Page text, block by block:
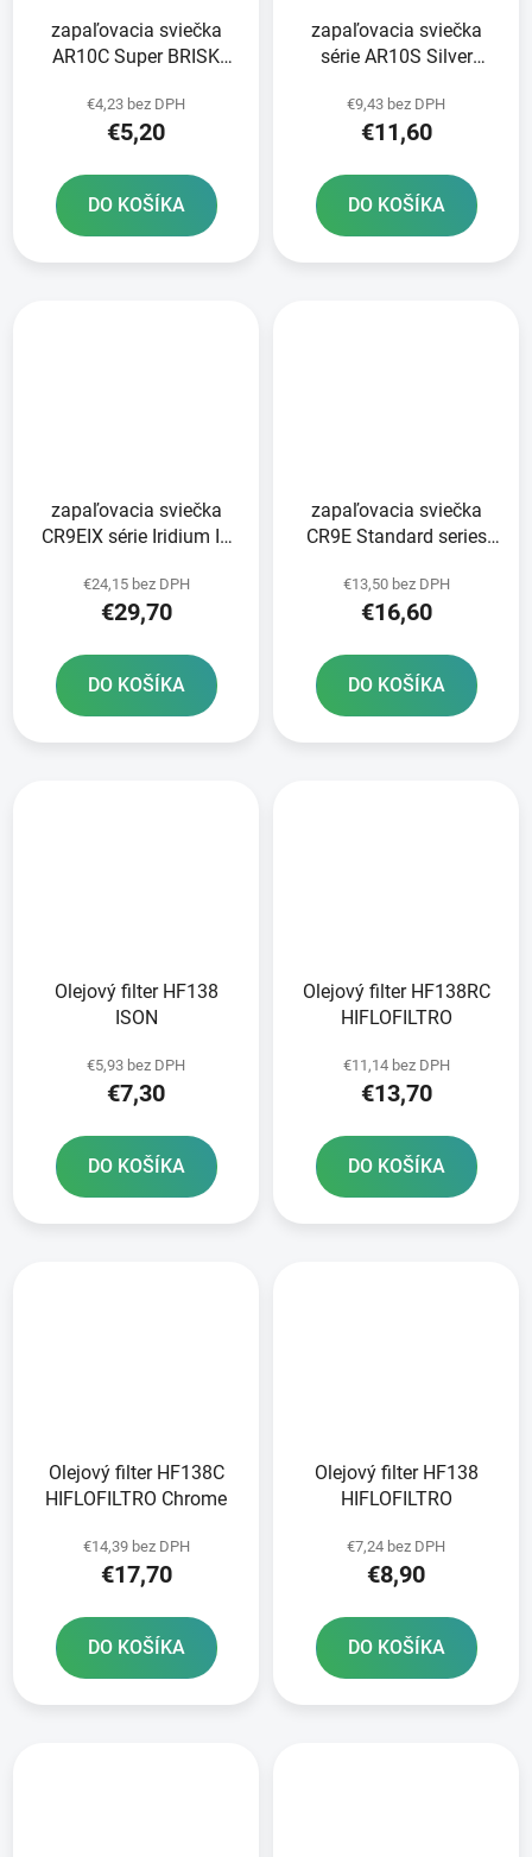
zapaľovacia sviečka
AR10C Super BRISK
€4,23 bez DPH
€5,20
DO KOŠÍKA
zapaľovacia sviečka
série AR10S Silver
republika
€9,43 bez DPH
€11,60
DO KOŠÍKA
zapaľovacia sviečka
CR9EIX série Iridium IX
€24,15 bez DPH
€29,70
DO KOŠÍKA
zapaľovacia sviečka
CR9E Standard series
€13,50 bez DPH
€16,60
DO KOŠÍKA
Olejový filter HF138
ISON
€5,93 bez DPH
€7,30
DO KOŠÍKA
Olejový filter HF138RC
HIFLOFILTRO
€11,14 bez DPH
€13,70
DO KOŠÍKA
Olejový filter HF138C
HIFLOFILTRO Chrome
€14,39 bez DPH
€17,70
DO KOŠÍKA
Olejový filter HF138
HIFLOFILTRO
€7,24 bez DPH
€8,90
DO KOŠÍKA